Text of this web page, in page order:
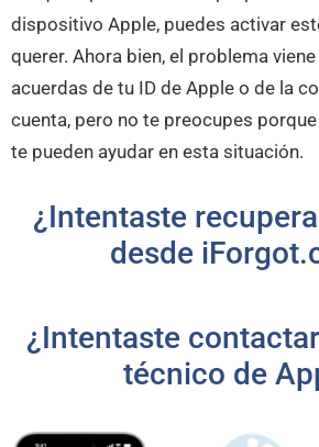
dispositivo Apple, puedes activar
querer. Ahora bien, el problema
acuerdas de tu ID de Apple o de la
cuenta, pero no te preocupes
te pueden ayudar en esta situación.
¿Intentaste
desde
¿Intentaste
técnico de